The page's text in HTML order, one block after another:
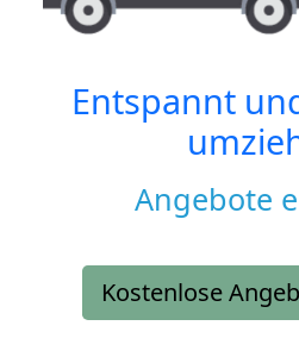
Entspannt
Angebote
Kostenlose